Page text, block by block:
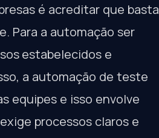
é acreditar que basta
Para a automação ser
estabelecidos e
a automação de teste
equipes e isso envolve
processos claros e